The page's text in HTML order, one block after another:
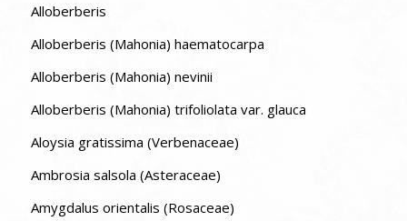
Alloberberis
Alloberberis (Mahonia) haematocarpa
Alloberberis (Mahonia) nevinii
Alloberberis (Mahonia) trifoliolata var. glauca
Aloysia gratissima (Verbenaceae)
Ambrosia salsola (Asteraceae)
Amygdalus orientalis (Rosaceae)